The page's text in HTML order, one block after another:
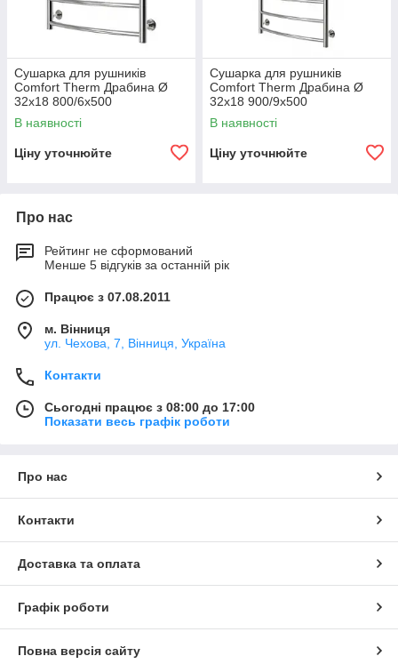
Сушарка для рушників
Comfort Therm Драбина Ø
32х18 800/6х500
В наявності
Ціну уточнюйте
Сушарка для рушників
Comfort Therm Драбина Ø
32х18 900/9х500
В наявності
Ціну уточнюйте
Про нас
Рейтинг не сформований
Менше 5 відгуків за останній рік
Працює з 07.08.2011
м. Вінниця
ул. Чехова, 7, Вінниця, Україна
Контакти
Сьогодні працює з 08:00 до 17:00
Показати весь графік роботи
Про нас
Контакти
Доставка та оплата
Графік роботи
Повна версія сайту